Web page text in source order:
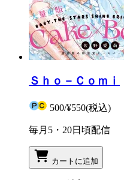
Ｓｈｏ－Ｃｏｍｉ
500/¥550(税込)
毎月5・20日頃配信
カートに追加